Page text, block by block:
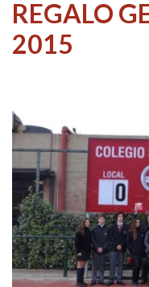
REGALO
2015